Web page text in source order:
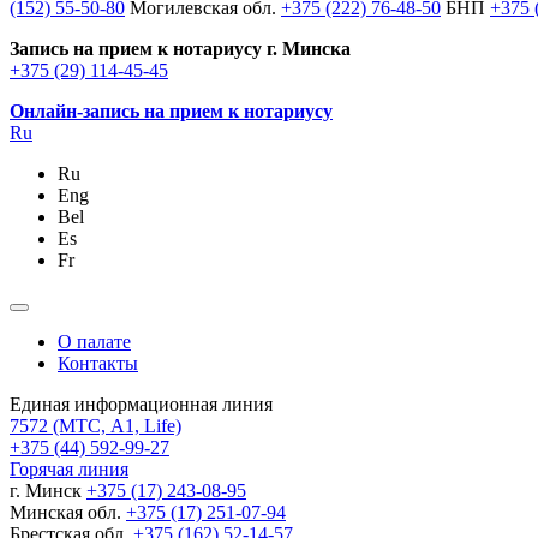
(152) 55-50-80 Могилевская обл. +375 (222) 76-48-50 БНП +375
Запись на прием к нотариусу г. Минска
+375 (29) 114-45-45
Онлайн-запись на прием к нотариусу
Ru
Ru
Eng
Bel
Es
Fr
О палате
Контакты
Единая информационная линия
7572 (МТС, A1, Life)
+375 (44) 592-99-27
Горячая линия
г. Минск +375 (17) 243-08-95
Минская обл. +375 (17) 251-07-94
Брестская обл. +375 (162) 52-14-57